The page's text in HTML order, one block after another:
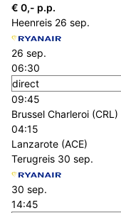
€ 0,- p.p.
Heenreis 26 sep.
26 sep.
06:30
direct
09:45
Brussel Charleroi (CRL)
04:15
Lanzarote (ACE)
Terugreis 30 sep.
30 sep.
14:45